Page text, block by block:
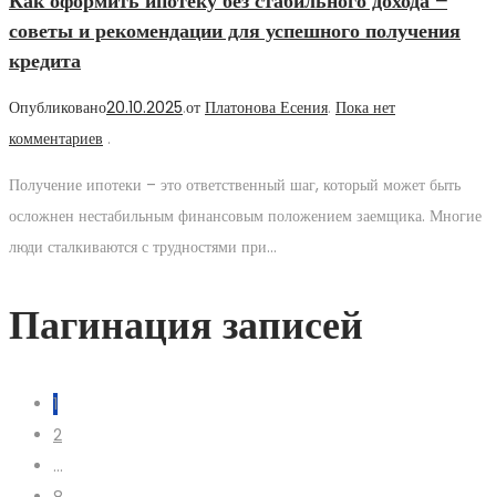
советы и рекомендации для успешного получения
кредита
Опубликовано20.10.2025.от Платонова Есения. Пока нет
комментариев .
Получение ипотеки – это ответственный шаг, который может быть
осложнен нестабильным финансовым положением заемщика. Многие
люди сталкиваются с трудностями при…
Пагинация записей
1
2
…